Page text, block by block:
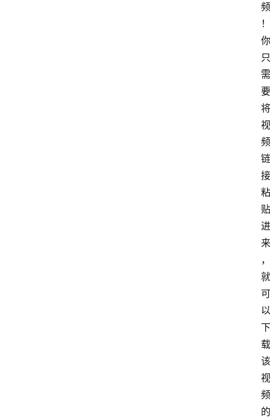
频
！
你
只
需
要
将
视
频
链
接
粘
贴
进
来
，
就
可
以
下
载
该
视
频
的